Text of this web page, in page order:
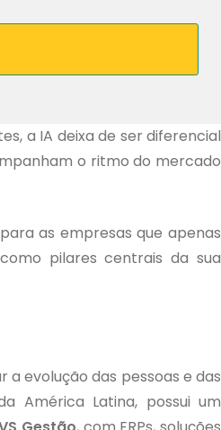
a IA deixa de ser diferencial
o ritmo do mercado
as empresas que apenas
pilares centrais da sua
a evolução das pessoas e das
América Latina, possui um